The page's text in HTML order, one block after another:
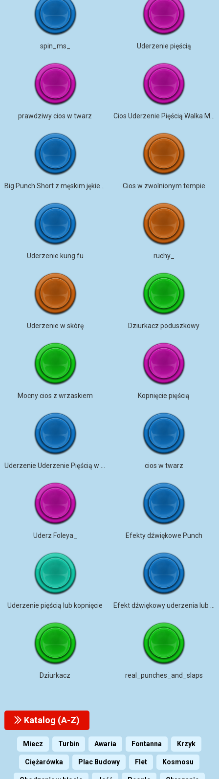
spin_ms_ Uderzenie pięścią
prawdziwy cios w twarz
Cios w zwolnionym tempie
Uderzenie kung fu ruchy_
Uderzenie w skórę Dziurkacz poduszkowy
Mocny cios z wrzaskiem Kopnięcie pięścią
cios w twarz
Uderz Foleya_ Efekty dźwiękowe Punch
Uderzenie pięścią lub kopnięcie
Dziurkacz real_punches_and_slaps
Katalog (A-Z)
Miecz Turbin Awaria Fontanna Krzyk
Ciężarówka Plac Budowy Flet Kosmosu